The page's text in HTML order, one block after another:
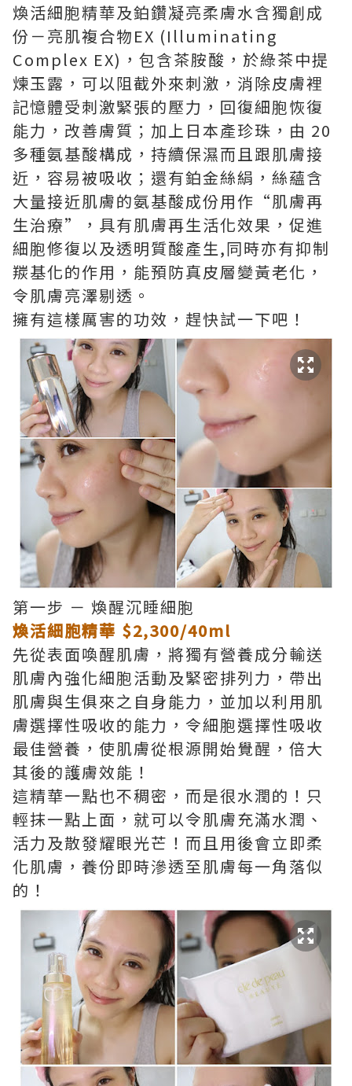
煥活細胞精華及鉑鑽凝亮柔膚水含獨創成
份－亮肌複合物EX (Illuminating
Complex EX)，包含茶胺酸，於綠茶中提
煉玉露，可以阻截外來刺激，消除皮膚裡
記憶體受刺激緊張的壓力，回復細胞恢復
能力，改善膚質；加上日本產珍珠，由 20
多種氨基酸構成，持續保濕而且跟肌膚接
近，容易被吸收；還有鉑金絲絹，絲蘊含
大量接近肌膚的氨基酸成份用作“肌膚再
生治療”，具有肌膚再生活化效果，促進
細胞修復以及透明質酸產生,同時亦有抑制
羰基化的作用，能預防真皮層變黃老化，
令肌膚亮澤剔透。
擁有這樣厲害的功效，趕快試一下吧！
第一步 － 煥醒沉睡細胞
煥活細胞精華 $2,300/40ml
先從表面喚醒肌膚，將獨有營養成分輸送
肌膚內強化細胞活動及緊密排列力，帶出
肌膚與生俱來之自身能力，並加以利用肌
膚選擇性吸收的能力，令細胞選擇性吸收
最佳營養，使肌膚從根源開始覺醒，倍大
其後的護膚效能！
這精華一點也不稠密，而是很水潤的！只
輕抹一點上面，就可以令肌膚充滿水潤、
活力及散發耀眼光芒！而且用後會立即柔
化肌膚，養份即時滲透至肌膚每一角落似
的！